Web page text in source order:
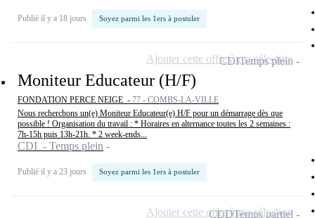
Publié il y a 18 jours Soyez parmi les 1ers à postuler
Moniteur Educateur (H/F)
FONDATION PERCE NEIGE - 77 - COMBS-LA-VILLE
Nous recherchons un(e) Moniteur Educateur(e) H/F pour un démarrage dès que
possible ! Organisation du travail : * Horaires en alternance toutes les 2 semaines :
7h-15h puis 13h-21h. * 2 week-ends...
CDI - Temps plein
Publié il y a 23 jours Soyez parmi les 1ers à postuler
CDITemps plein
Ajouter cette offre à ma sélection
CDDTemps partiel
Ajouter cette offre à ma sélection